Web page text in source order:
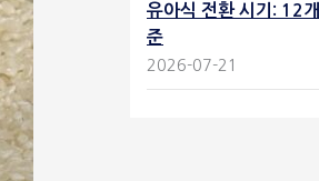
유아식 전환 시기: 12개
준
2026-07-21